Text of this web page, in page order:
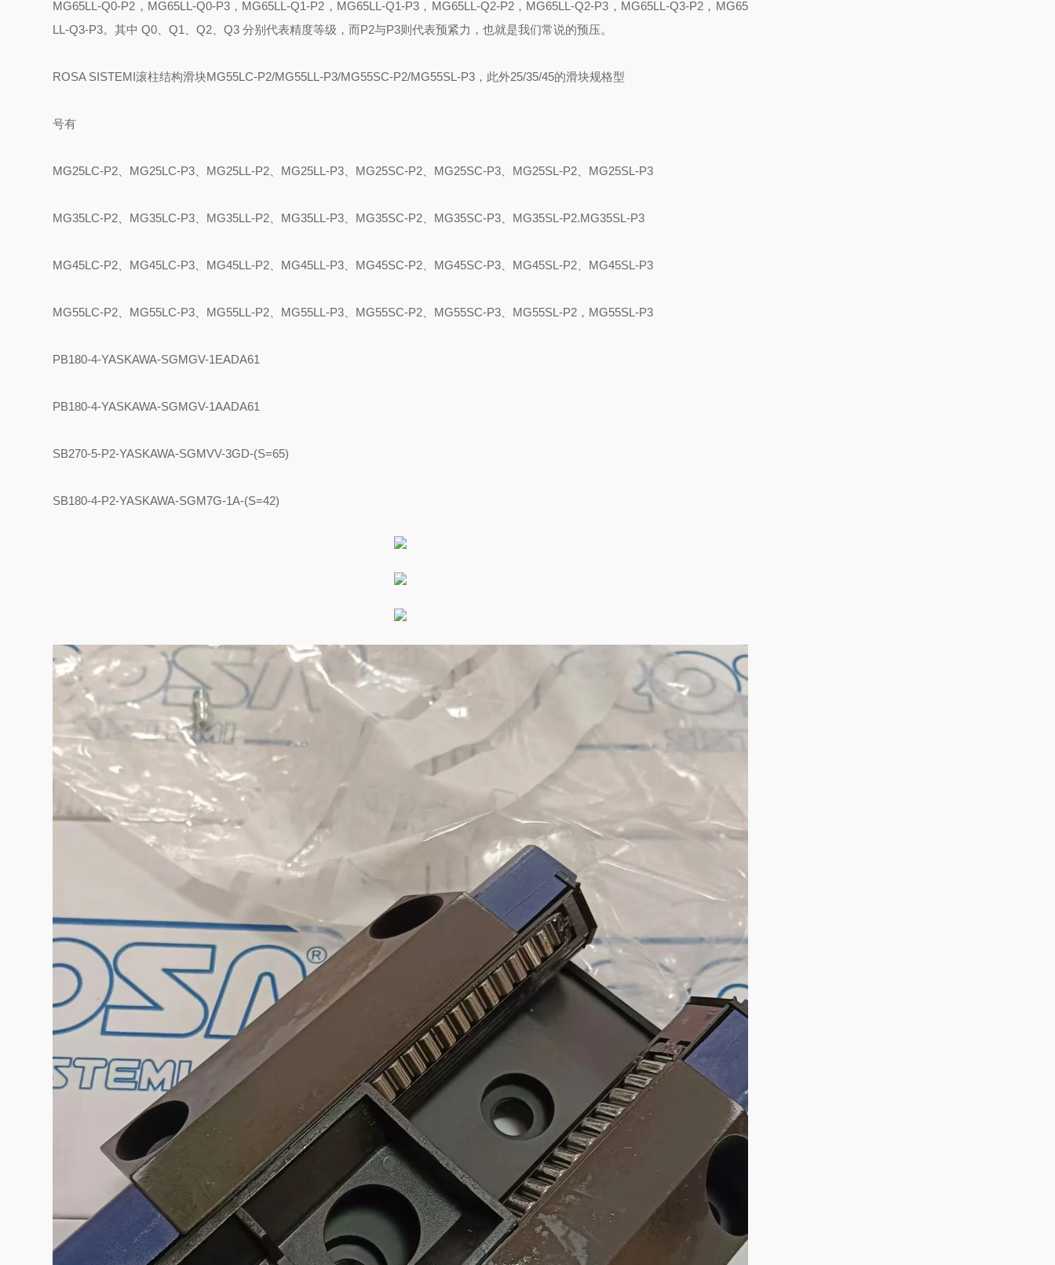
MG65LL-Q0-P2 ， MG65LL-Q0-P3， MG65LL-Q1-P2 ， MG65LL-Q1-P3 ， MG65LL-Q2-P2， MG65LL-Q2-P3 ， MG65LL-Q3-P2， MG65
LL-Q3-P3。其中 Q0 、Q1 、Q2 、Q3分别代表精度等级，而P2与P3则代表预紧力，也就是我们常说的预压。
ROSA SISTEMI滚柱结构滑块MG55LC-P2/MG55LL-P3/MG55SC-P2/MG55SL-P3 ，此外25/35/45的滑块规格型
号有
MG25LC-P2 MG25LC-P3 MG25LL-P2 MG25LL-P3 MG25SC-P2 MG25SC-P3 MG25SL-P2 MG25SL-P3
MG35LC-P2 MG35LC-P3 MG35LL-P2 MG35LL-P3 MG35SC-P2 MG35SC-P3 MG35SL-P2.MG35SL-P3
MG45LC-P2 MG45LC-P3 MG45LL-P2 MG45LL-P3 MG45SC-P2 MG45SC-P3 MG45SL-P2 MG45SL-P3
MG55LC-P2 MG55LC-P3 MG55LL-P2 MG55LL-P3 MG55SC-P2 MG55SC-P3 MG55SL-P2 ， MG55SL-P3
PB180-4-YASKAWA-SGMGV-1EADA61
PB180-4-YASKAWA-SGMGV-1AADA61
SB270-5-P2-YASKAWA-SGMVV-3GD-(S=65)
SB180-4-P2-YASKAWA-SGM7G-1A-(S=42)